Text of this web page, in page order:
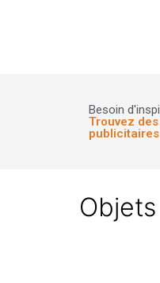
Besoin
Trouvez
publicitaires